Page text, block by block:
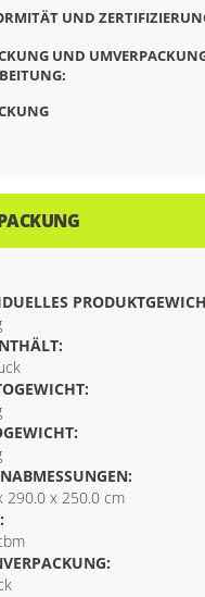
UND
UND
290.0 x 250.0 cm